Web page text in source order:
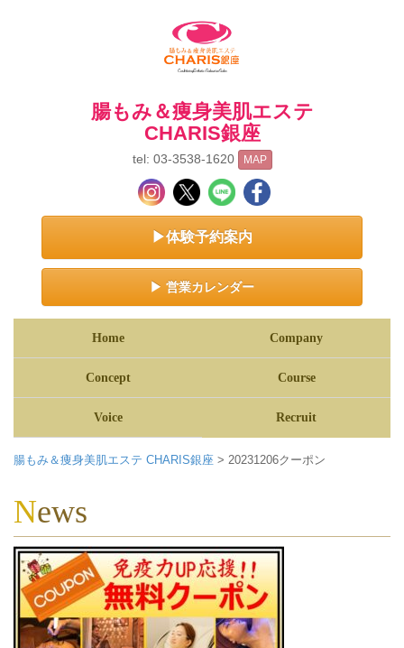
腸もみ＆痩身美肌エステ
CHARIS銀座
tel: 03-3538-1620 MAP
▶体験予約案内
▶ 営業カレンダー
Home Company
Concept Course
Voice Recruit
腸もみ＆痩身美肌エステ CHARIS銀座 > 20231206クーポン
News